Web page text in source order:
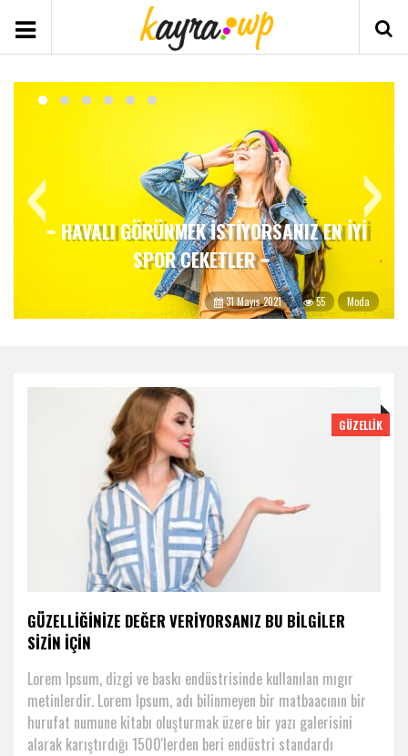
HAVALI GÖRÜNMEK ISTIYORSANIZ EN IYI
SPOR CEKETLER
Moda
55
31 Mayıs 2021
‹ ›
GÜZELLIK
GÜZELLIĞINIZE DEĞER VERIYORSANIZ BU BILGILER
SIZIN IÇIN
Lorem Ipsum, dizgi ve baskı endüstrisinde kullanılan mıgır
metinlerdir. Lorem Ipsum, adı bilinmeyen bir matbaacının bir
hurufat numune kitabı oluşturmak üzere bir yazı galerisini
alarak karıştırdığı 1500'lerden beri endüstri standardı